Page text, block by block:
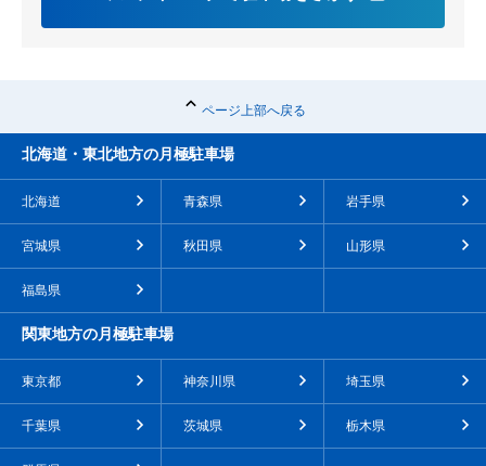
ページ上部へ戻る
北海道・東北地方の月極駐車場
北海道 青森県 岩手県
宮城県 秋田県 山形県
福島県
関東地方の月極駐車場
東京都 神奈川県 埼玉県
千葉県 茨城県 栃木県